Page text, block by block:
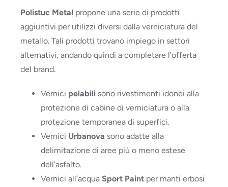
Polistuc Metal propone una serie di prodotti
aggiuntivi per utilizzi diversi dalla verniciatura del
metallo. Tali prodotti trovano impiego in settori
alternativi, andando quindi a completare l’offerta
del brand.
Vernici pelabilisono rivestimenti idonei alla
protezione di cabine di verniciatura o alla
protezione temporanea di superfici.
Vernici Urbanova sono adatte alla
delimitazione di aree più o meno estese
dell’asfalto.
Vernici all’acqua Sport Paintper manti erbosi